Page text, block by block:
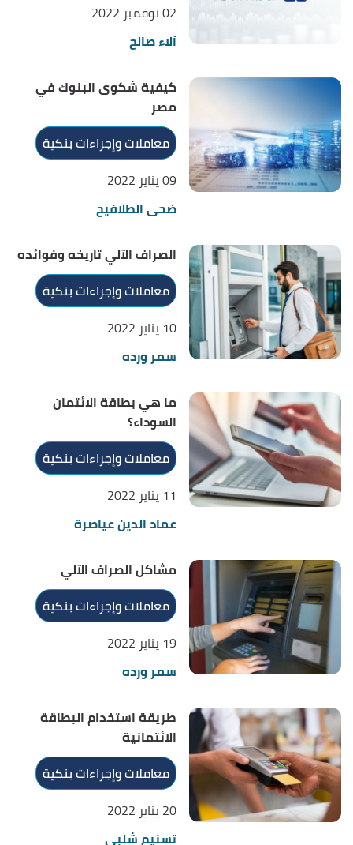
02 نوفمبر 2022
آلاء صالح
كيفية شكوى البنوك في
مصر
معاملات وإجراءات بنكية
09 يناير 2022
ضحى الطلافيح
الصراف الآلي تاريخه وفوائده
معاملات وإجراءات بنكية
10 يناير 2022
سمر ورده
ما هي بطاقة الائتمان
السوداء؟
معاملات وإجراءات بنكية
11 يناير 2022
عماد الدين عياصرة
مشاكل الصراف الآلي
معاملات وإجراءات بنكية
19 يناير 2022
سمر ورده
طريقة استخدام البطاقة
الائتمانية
معاملات وإجراءات بنكية
20 يناير 2022
تسنيم شلبي